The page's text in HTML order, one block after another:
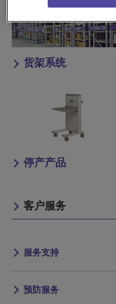
货架系统
停产产品
客户服务
服务支持
预防服务